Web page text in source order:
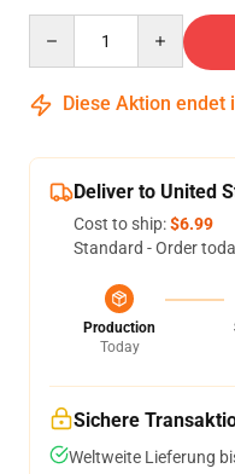
Diese Aktion endet
Deliver to United
Cost to ship:$6.99
Standard - Order
Production
Today
Sichere
Weltweite Lieferung